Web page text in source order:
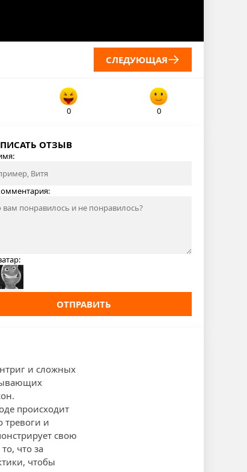
СЛЕДУЮЩАЯ
0 0
ОТЗЫВ
ОТПРАВИТЬ
и сложных
происходит
тревоги и
свою
что за
чтобы